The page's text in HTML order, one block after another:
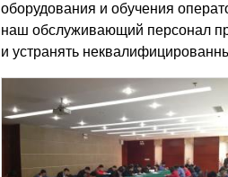
оборудования и обучения
наш обслуживающий персонал
и устранять